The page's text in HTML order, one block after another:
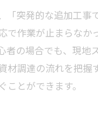
「突発的な追加工事
で作業が止まらなか
者の場合でも、現地
材調達の流れを把握
ことができます。